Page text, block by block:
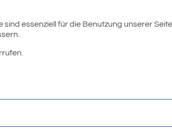
Rugby
sind essenziell für die Benutzung unserer